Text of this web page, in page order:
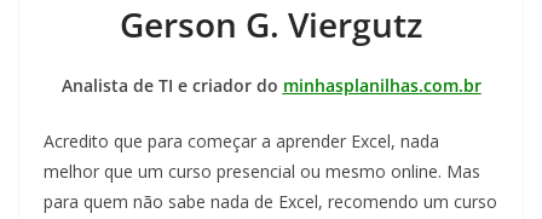
Gerson G. Viergutz
Analista de TI e criador do minhasplanilhas.com.br
Acredito que para começar a aprender Excel, nada
melhor que um curso presencial ou mesmo online. Mas
para quem não sabe nada de Excel, recomendo um curso